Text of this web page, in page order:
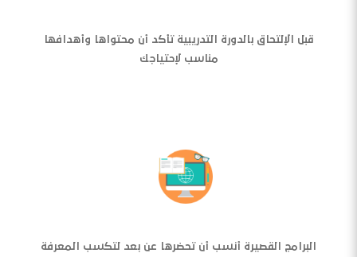
قبل الإلتحاق بالدورة التدريبية تأكد أن محتواها وأهدافها
مناسب لإحتياجك
البرامج القصيرة أنسب أن تحضرها عن بعد لتكسب المعرفة